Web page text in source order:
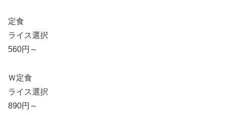
定食
ライス選択
560円～
Ｗ定食
ライス選択
890円～